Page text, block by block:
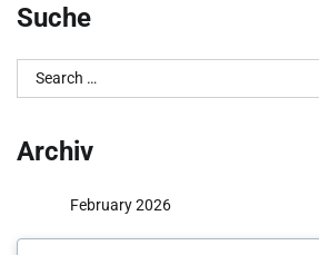
Suche
Search
for:
Archiv
February 2026
January 2026